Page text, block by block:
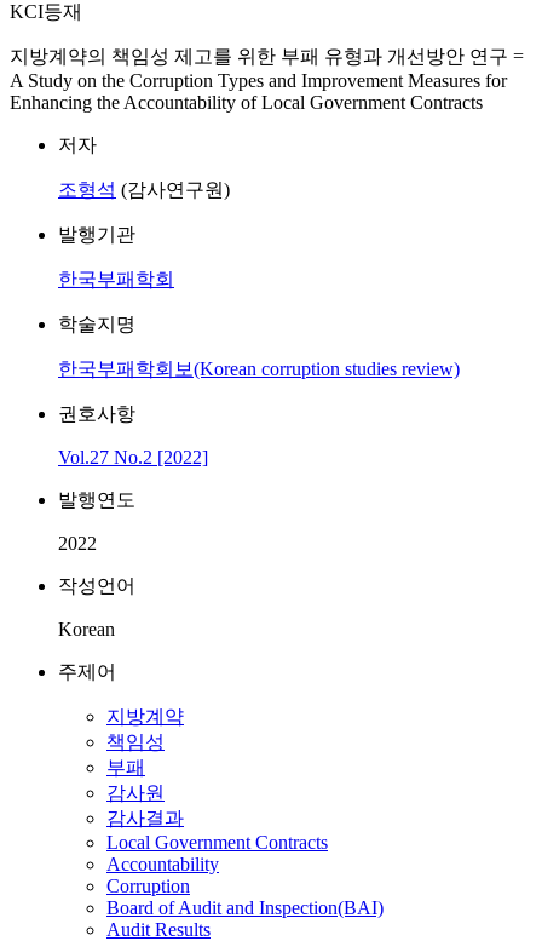
KCI등재
지방계약의 책임성 제고를 위한 부패 유형과 개선방안 연구 =
A Study on the Corruption Types and Improvement Measures for
Enhancing the Accountability of Local Government Contracts
저자
조형석 (감사연구원)
발행기관
한국부패학회
학술지명
한국부패학회보(Korean corruption studies review)
권호사항
Vol.27 No.2 [2022]
발행연도
2022
작성언어
Korean
주제어
지방계약
책임성
부패
감사원
감사결과
Local Government Contracts
Accountability
Corruption
Board of Audit and Inspection(BAI)
Audit Results